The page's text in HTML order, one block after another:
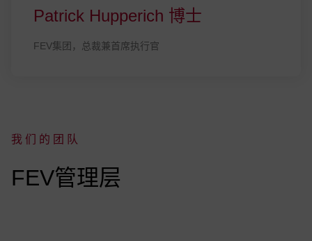
Patrick Hupperich 博士
FEV集团，总裁兼首席执行官
我们的团队
:
FEV管理层